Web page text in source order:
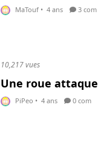
MaTouf • 4 ans 3 com
10,217 vues
Une roue attaque
PiPeo • 4 ans 0 com